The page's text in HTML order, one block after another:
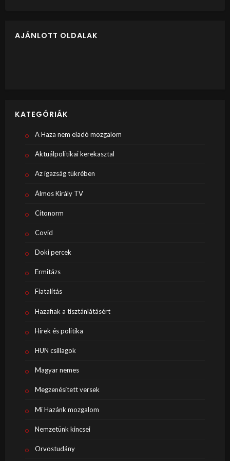
AJÁNLOTT OLDALAK
KATEGÓRIÁK
A Haza nem eladó mozgalom
Aktuálpolitikai kerekasztal
Az igazság tükrében
Álmos Király TV
Citonorm
Covid
Doki percek
Ermitázs
Fiatalítás
Hazafiak a tisztánlátásért
Hírek és politika
HUN csillagok
Magyar nemes
Megzenésített versek
Mi Hazánk mozgalom
Nemzetünk kincsei
Orvostudány